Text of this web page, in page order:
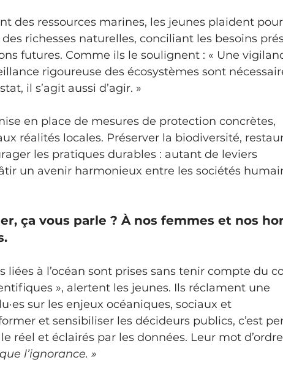
richesses naturelles, conciliant les besoins
futures. Comme ils le soulignent : « Une
rigoureuse des écosystèmes sont
il s’agit aussi d’agir. »
réalités locales. Préserver la biodiversité,
les pratiques durables : autant de leviers
un avenir harmonieux entre les sociétés
ça vous parle ? À nos femmes et nos
», alertent les jeunes. Ils réclament une
sur les enjeux océaniques, sociaux et
et sensibiliser les décideurs publics, c’est
réel et éclairés par les données. Leur mot
l’ignorance. »